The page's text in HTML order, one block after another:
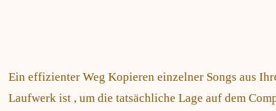
Ein effizienter Weg Kopieren einzelner Songs aus
Laufwerk ist , um die tatsächliche Lage auf dem